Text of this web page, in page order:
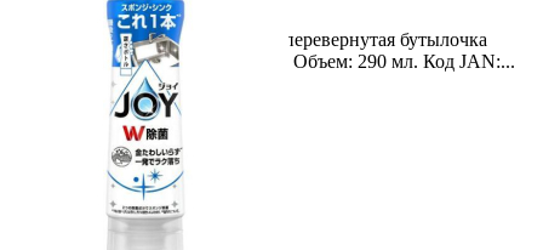
Название продукта: Компактная перевернутая бутылочка
дезинфицирующего средства Joy. Объем: 290 мл. Код JAN:...